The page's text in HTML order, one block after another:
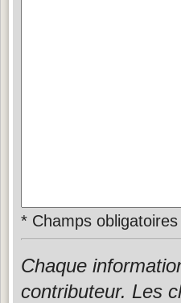
* Champs obligatoires
Chaque
contributeur. Les